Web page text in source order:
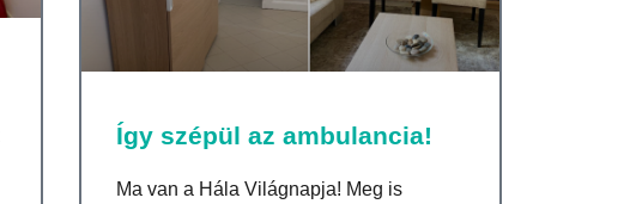
Így szépül az ambulancia!
Ma van a Hála Világnapja! Meg is